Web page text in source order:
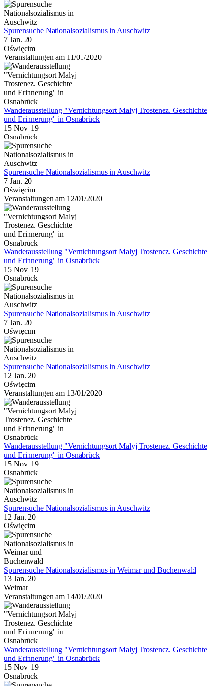
Spurensuche Nationalsozialismus in Auschwitz
7 Jan. 20
Oświęcim
Veranstaltungen am 11/01/2020
Wanderausstellung "Vernichtungsort Malyj Trostenez. Geschichte
und Erinnerung" in Osnabrück
15 Nov. 19
Osnabrück
Spurensuche Nationalsozialismus in Auschwitz
7 Jan. 20
Oświęcim
Veranstaltungen am 12/01/2020
Wanderausstellung "Vernichtungsort Malyj Trostenez. Geschichte
und Erinnerung" in Osnabrück
15 Nov. 19
Osnabrück
Spurensuche Nationalsozialismus in Auschwitz
7 Jan. 20
Oświęcim
Spurensuche Nationalsozialismus in Auschwitz
12 Jan. 20
Oświęcim
Veranstaltungen am 13/01/2020
Wanderausstellung "Vernichtungsort Malyj Trostenez. Geschichte
und Erinnerung" in Osnabrück
15 Nov. 19
Osnabrück
Spurensuche Nationalsozialismus in Auschwitz
12 Jan. 20
Oświęcim
Spurensuche Nationalsozialismus in Weimar und Buchenwald
13 Jan. 20
Weimar
Veranstaltungen am 14/01/2020
Wanderausstellung "Vernichtungsort Malyj Trostenez. Geschichte
und Erinnerung" in Osnabrück
15 Nov. 19
Osnabrück